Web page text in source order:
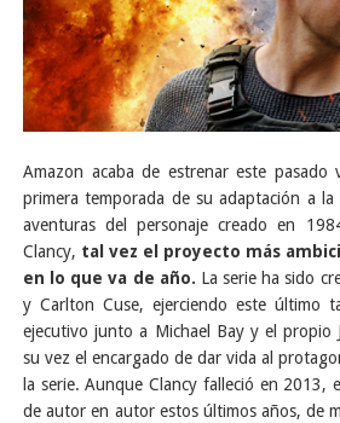
Amazon acaba de estrenar este pasado
primera temporada de su adaptación a
aventuras del personaje creado en
Clancy, tal vez el proyecto más
en lo que va de año. La serie ha sido
y Carlton Cuse, ejerciendo este último
ejecutivo junto a Michael Bay y el propio
su vez el encargado de dar vida al
la serie. Aunque Clancy falleció en 2013,
de autor en autor estos últimos años, de